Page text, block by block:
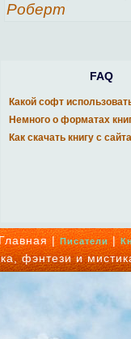
Роберт
FAQ
Какой софт
Немного о форматах
Как скачать книгу с
|Писатели|
фэнтези и